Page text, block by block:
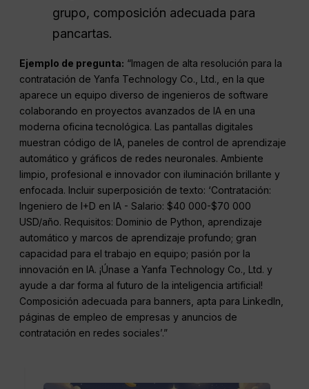
grupo, composición adecuada para
pancartas.
Ejemplo de pregunta: “Imagen de alta resolución para la
contratación de Yanfa Technology Co., Ltd., en la que
aparece un equipo diverso de ingenieros de software
colaborando en proyectos avanzados de IA en una
moderna oficina tecnológica. Las pantallas digitales
muestran código de IA, paneles de control de aprendizaje
automático y gráficos de redes neuronales. Ambiente
limpio, profesional e innovador con iluminación brillante y
enfocada. Incluir superposición de texto: ‘Contratación:
Ingeniero de I+D en IA - Salario: $40 000-$70 000
USD/año. Requisitos: Dominio de Python, aprendizaje
automático y marcos de aprendizaje profundo; gran
capacidad para el trabajo en equipo; pasión por la
innovación en IA. ¡Únase a Yanfa Technology Co., Ltd. y
ayude a dar forma al futuro de la inteligencia artificial!
Composición adecuada para banners, apta para LinkedIn,
páginas de empleo de empresas y anuncios de
contratación en redes sociales’.”